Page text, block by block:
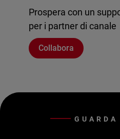
Prospera con un
per i partner di canale
Collabora